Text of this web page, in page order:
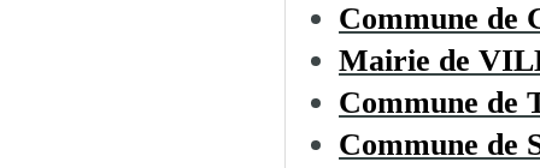
Commune de
Mairie de
Commune de
Commune de